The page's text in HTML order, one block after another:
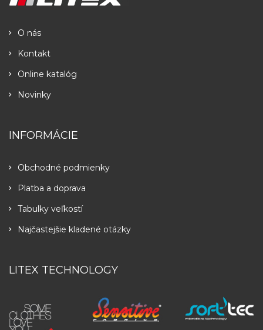
O nás
Kontakt
Online katalóg
Novinky
INFORMÁCIE
Obchodné podmienky
Platba a doprava
Tabulky veľkostí
Najčastejšie kladené otázky
LITEX TECHNOLOGY